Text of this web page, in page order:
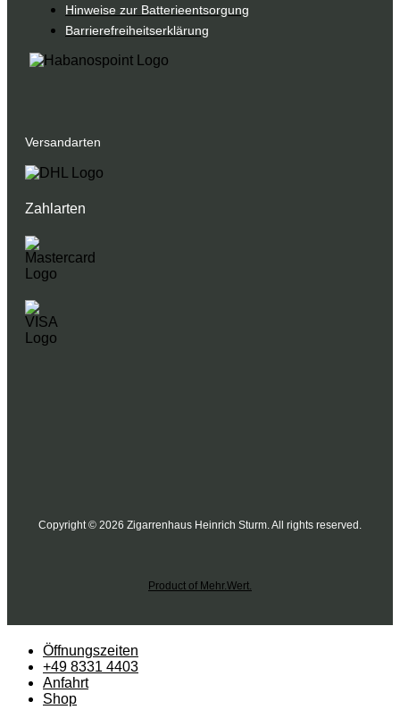
Hinweise zur Batterieentsorgung
Barrierefreiheitserklärung
Versandarten
Zahlarten
Copyright © 2026 Zigarrenhaus Heinrich Sturm. All rights reserved.
Product of Mehr.Wert.
Öffnungszeiten
+49 8331 4403
Anfahrt
Shop